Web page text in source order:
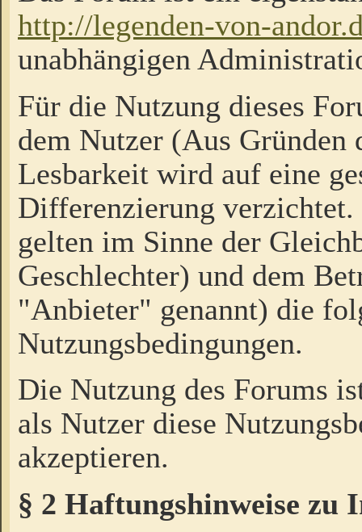
http://legenden-von-
unabhängigen
Für die Nutzung dieses
dem Nutzer (Aus Gründen
Lesbarkeit wird auf eine
Differenzierung
gelten im Sinne der
Geschlechter) und dem
"Anbieter" genannt) die
Nutzungsbedingungen.
Die Nutzung des Forums
als Nutzer diese
akzeptieren.
§ 2 Haftungshinweise zu